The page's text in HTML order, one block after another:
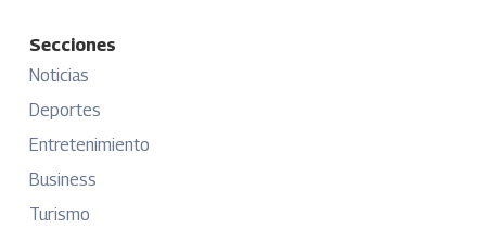
Secciones
Noticias
Deportes
Entretenimiento
Business
Turismo